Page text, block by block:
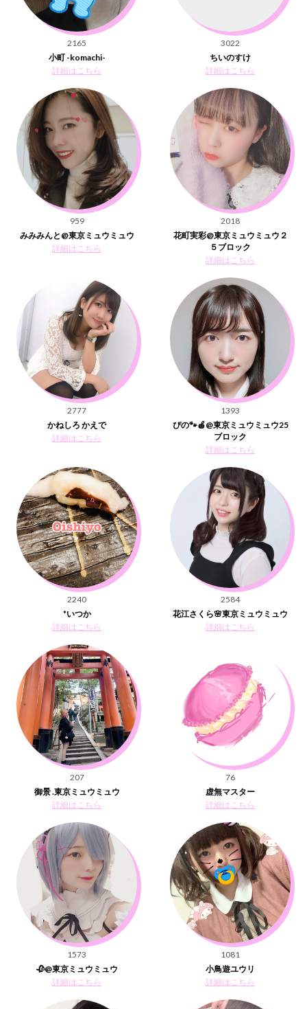
2165
小町 -komachi-
詳細はこちら
3022
ちいのすけ
詳細はこちら
959
みみみんと@東京ミュウミュウ
詳細はこちら
2018
花町実彩@東京ミュウミュウ２
５ブロック
詳細はこちら
2777
かねしろ かえで
詳細はこちら
1393
ぴの🐾🍎@東京ミュウミュウ25
ブロック
詳細はこちら
2240
*いつか
詳細はこちら
2584
花江さくら🌸東京ミュウミュウ
詳細はこちら
207
御景 .東京ミュウミュウ
詳細はこちら
76
虚無マスター
詳細はこちら
1573
🥀@東京ミュウミュウ
詳細はこちら
1081
小鳥遊ユウリ
詳細はこちら